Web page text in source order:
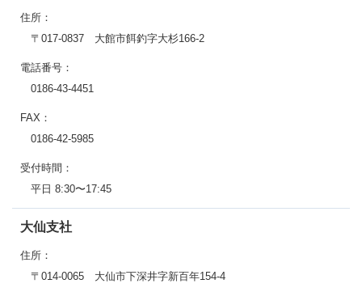
住所：
〒017-0837 大館市餌釣字大杉166-2
電話番号：
0186-43-4451
FAX：
0186-42-5985
受付時間：
平日 8:30〜17:45
大仙支社
住所：
〒014-0065 大仙市下深井字新百年154-4